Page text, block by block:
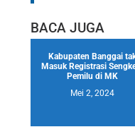
BACA JUGA
Kabupaten Banggai
Masuk Registrasi
Pemilu di MK
Mei 2, 2024